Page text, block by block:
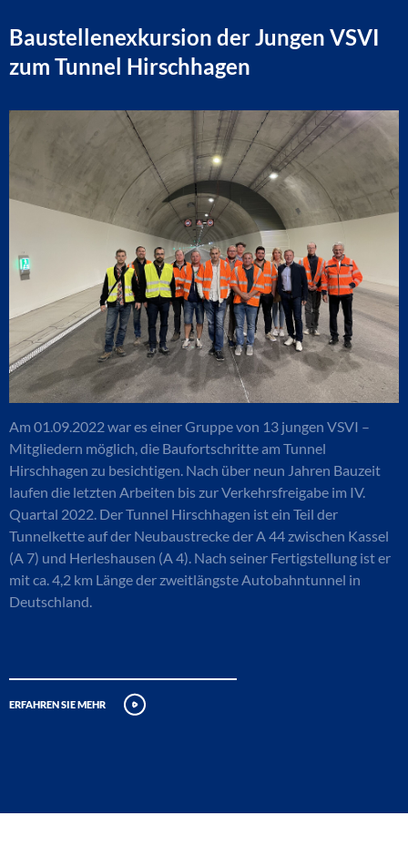
Baustellenexkursion der Jungen VSVI
zum Tunnel Hirschhagen
Am 01.09.2022 war es einer Gruppe von 13 jungen VSVI –
Mitgliedern möglich, die Baufortschritte am Tunnel
Hirschhagen zu besichtigen. Nach über neun Jahren Bauzeit
laufen die letzten Arbeiten bis zur Verkehrsfreigabe im IV.
Quartal 2022. Der Tunnel Hirschhagen ist ein Teil der
Tunnelkette auf der Neubaustrecke der A 44 zwischen Kassel
(A 7) und Herleshausen (A 4). Nach seiner Fertigstellung ist er
mit ca. 4,2 km Länge der zweitlängste Autobahntunnel in
Deutschland.
erfahren sie mehr